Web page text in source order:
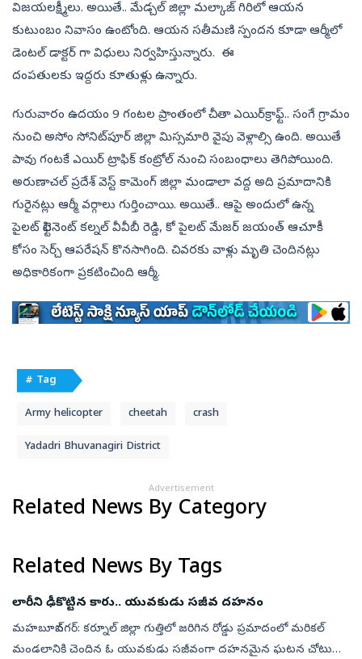
విజయలక్ష్మీలు. అయితే.. మేడ్చల్ జిల్లా మల్కాజ్‌ గిరిలో ఆయన
కుటుంబం నివాసం ఉంటోంది. ఆయన సతీమణి స్పందన కూడా ఆర్మీలో
డెంటల్ డాక్టర్ గా విధులు నిర్వహిస్తున్నారు. ఈ
దంపతులకు ఇద్దరు కూతుళ్లు ఉన్నారు.
గురువారం ఉదయం 9 గంటల ప్రాంతంలో చీతా ఎయిర్‌క్రాఫ్ట్‌.. సంగే గ్రామం
నుంచి అసోం సోనిట్‌పూర్‌ జిల్లా మిస్సమారి వైపు వెళ్లాల్సి ఉంది. అయితే
పావు గంటకే ఎయిర్‌ ట్రాఫిక్‌ కంట్రోల్‌ నుంచి సంబంధాలు తెగిపోయింది.
అరుణాచల్‌ ప్రదేశ్‌ వెస్ట్‌ కామెంగ్‌ జిల్లా మండాలా వద్ద అది ప్రమాదానికి
గురైనట్లు ఆర్మీ వర్గాలు గుర్తించాయి. అయితే.. ఆపై అందులో ఉన్న
పైలట్‌ లెఫ్టినెంట్ కల్నల్ వీవీబీ రెడ్డి, కో పైలట్‌ మేజర్‌ జయంత్‌ ఆచూకీ
కోసం సెర్చ్‌ ఆపరేషన్‌ కొనసాగింది. చివరకు వాళ్లు మృతి చెందినట్లు
అధికారికంగా ప్రకటించింది ఆర్మీ.
# Tag
Army helicopter cheetah crash
Yadadri Bhuvanagiri District
Advertisement
Related News By Category
Related News By Tags
లారీని ఢీకొట్టిన కారు.. యువకుడు సజీవ దహనం
మహబూబ్‌నగర్‌: కర్నూల్‌ జిల్లా గుత్తిలో జరిగిన రోడ్డు ప్రమాదంలో మరికల్‌
మండలానికి చెందిన ఓ యువకుడు సజీవంగా దహనమైన ఘటన చోటు